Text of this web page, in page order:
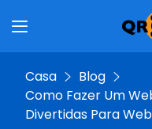
Casa
Blog
Como Fazer Um
Divertidas Para